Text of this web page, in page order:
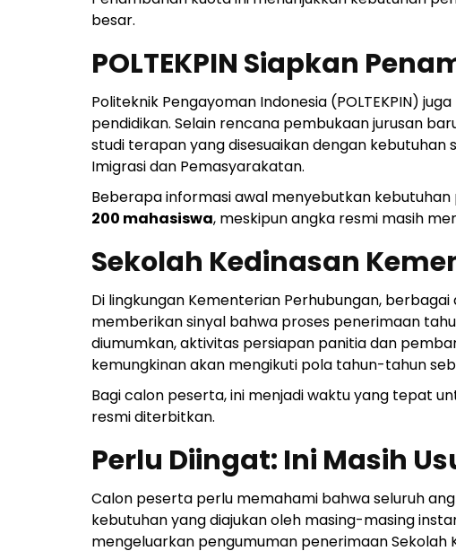
besar.
POLTEKPIN Siapkan
Politeknik Pengayoman Indonesia (POLTEKPIN)
pendidikan. Selain rencana pembukaan jurusan
studi terapan yang disesuaikan dengan
Imigrasi dan Pemasyarakatan.
Beberapa informasi awal menyebutkan
200 mahasiswa, meskipun angka resmi masih
Sekolah Kedinasan
Di lingkungan Kementerian Perhubungan, berbagai
memberikan sinyal bahwa proses penerimaan
diumumkan, aktivitas persiapan panitia dan
kemungkinan akan mengikuti pola tahun-tahun
Bagi calon peserta, ini menjadi waktu yang tepat
resmi diterbitkan.
Perlu Diingat: Ini Masih
Calon peserta perlu memahami bahwa seluruh
kebutuhan yang diajukan oleh masing-masing
mengeluarkan pengumuman penerimaan Sekolah